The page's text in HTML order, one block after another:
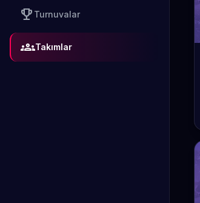
emoji_events Turnuvalar
groupsTakımlar